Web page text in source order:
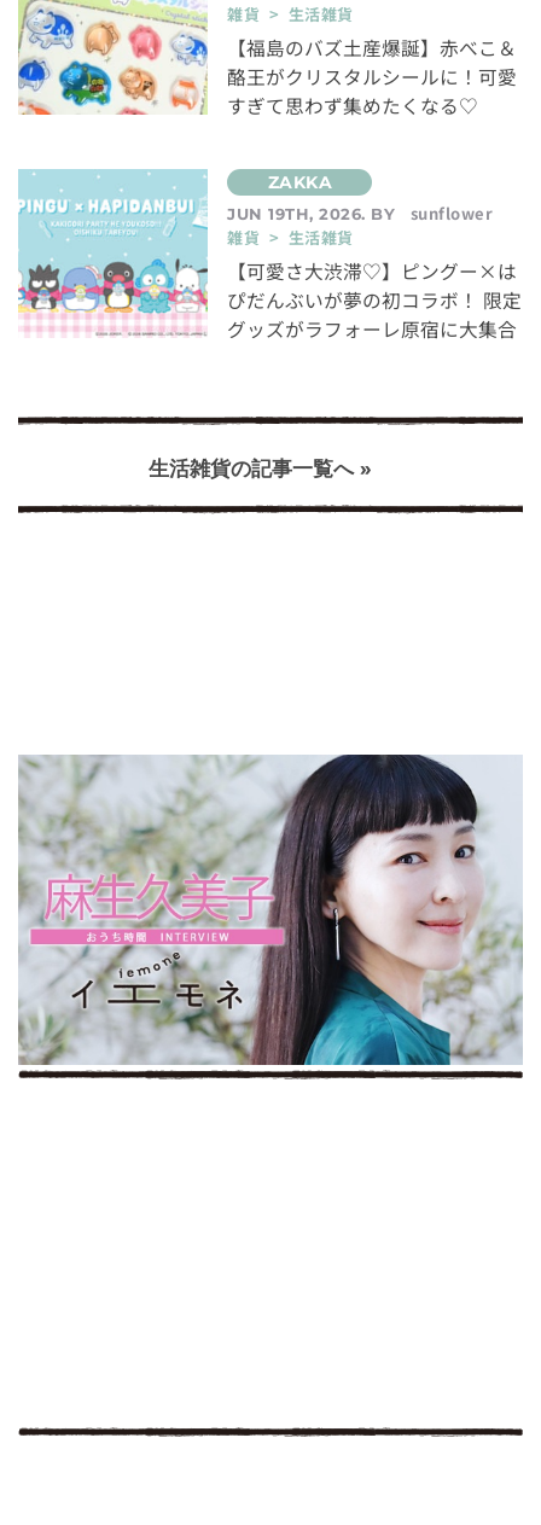
雑貨 > 生活雑貨
【福島のバズ土産爆誕】赤べこ＆
酪王がクリスタルシールに！可愛
すぎて思わず集めたくなる♡
JUN 19TH, 2026. BY
sunflower
雑貨 > 生活雑貨
【可愛さ大渋滞♡】ピングー×は
ぴだんぶいが夢の初コラボ！ 限定
グッズがラフォーレ原宿に大集合
生活雑貨の記事一覧へ »